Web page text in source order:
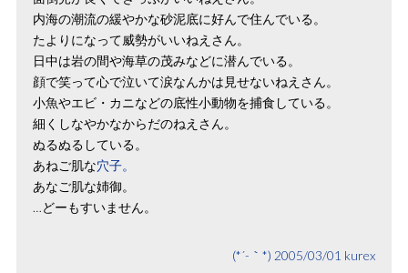
内海の潮流の緩やかな砂泥底に好んで住んでいる。
たよりになって威勢がいいねえさん。
日中は岩の間や海草の茂みなどに潜んでいる。
顔で笑って心で泣いて涙なんかは見せないねえさん。
小魚やエビ・カニなどの底性小動物を捕食している。
細くしなやかなからだのねえさん。
ぬるぬるしている。
あねご肌な穴子。
あなご肌な姉御。
…どーもすいません。
(*´-｀*) 2005/03/01 kurex